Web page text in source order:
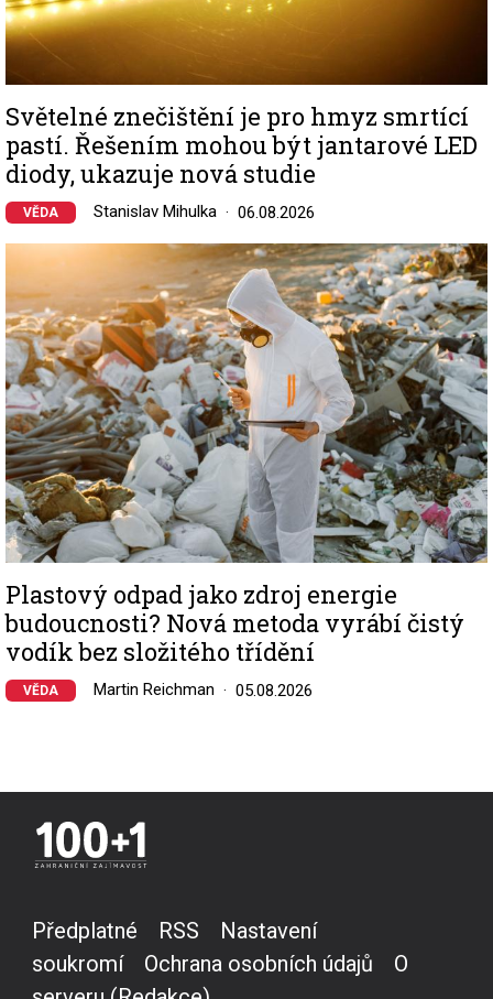
Světelné znečištění je pro hmyz smrtící
pastí. Řešením mohou být jantarové LED
diody, ukazuje nová studie
VĚDA Stanislav Mihulka 06.08.2026
Image
Plastový odpad jako zdroj energie
budoucnosti? Nová metoda vyrábí čistý
vodík bez složitého třídění
VĚDA Martin Reichman 05.08.2026
Předplatné RSS
Nastavení
soukromí
Ochrana osobních údajů
O